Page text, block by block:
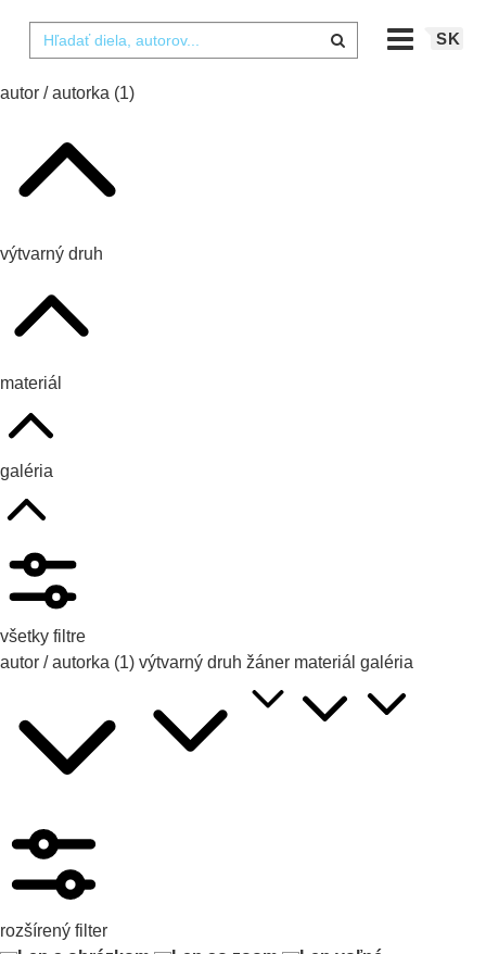
SK
autor / autorka (1)
výtvarný druh
materiál
galéria
všetky filtre
autor / autorka (1) výtvarný druh žáner materiál galéria
rozšírený filter